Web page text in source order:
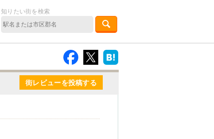
知りたい街を検索
街レビューを投稿する